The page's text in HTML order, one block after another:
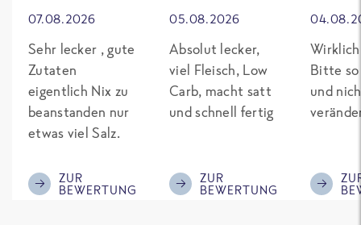
07.08.2026
Sehr lecker , gute
Zutaten
eigentlich Nix zu
beanstanden nur
etwas viel Salz.
ZUR
BEWERTUNG
05.08.2026
Absolut lecker,
viel Fleisch, Low
Carb, macht satt
und schnell fertig
ZUR
BEWERTUNG
Bitte so
und